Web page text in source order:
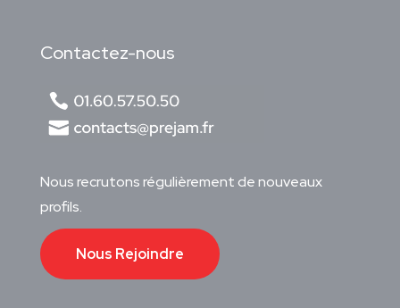
Contactez-nous
Nous recrutons régulièrement de nouveaux
profils.
Nous Rejoindre